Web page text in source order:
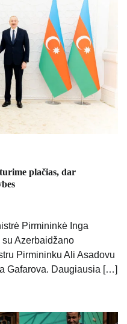
plačias, dar
Pirmininkė Inga
Azerbaidžano
Pirmininku Ali Asadovu
Gafarova. Daugiausia […]